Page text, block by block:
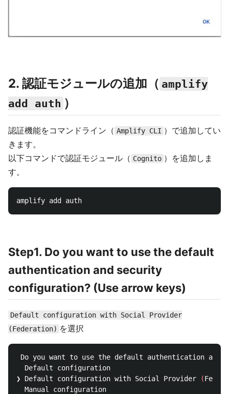
2. 認証モジュールの追加（ amplify
add auth ）
認証機能をコマンドライン（ Amplify CLI ）で追加してい
きます。
以下コマンドで認証モジュール（ Cognito ）を追加しま
す。
Step1. Do you want to use the default
authentication and security
configuration? (Use arrow keys)
Default configuration with Social Provider
(Federation) を選択
Do you want to use the default authentication and
  Default configuration
❯ Default configuration with Social Provider
(
  Manual configuration